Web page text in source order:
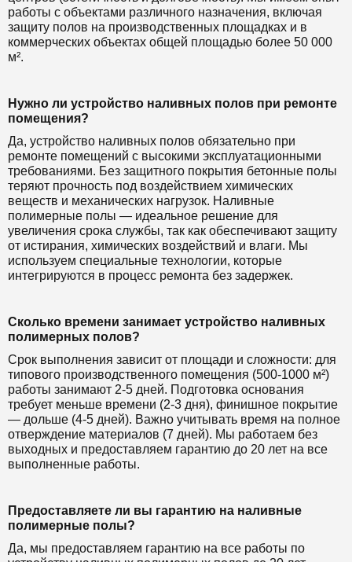
работы с объектами различного назначения, включая
защиту полов на производственных площадках и в
коммерческих объектах общей площадью более 50 000
м².
Нужно ли устройство наливных полов при ремонте
помещения?
Да, устройство наливных полов обязательно при
ремонте помещений с высокими эксплуатационными
требованиями. Без защитного покрытия бетонные полы
теряют прочность под воздействием химических
веществ и механических нагрузок. Наливные
полимерные полы — идеальное решение для
увеличения срока службы, так как обеспечивают защиту
от истирания, химических воздействий и влаги. Мы
используем специальные технологии, которые
интегрируются в процесс ремонта без задержек.
Сколько времени занимает устройство наливных
полимерных полов?
Срок выполнения зависит от площади и сложности: для
типового производственного помещения (500-1000 м²)
работы занимают 2-5 дней. Подготовка основания
требует меньше времени (2-3 дня), финишное покрытие
— дольше (4-5 дней). Важно учитывать время на полное
отверждение материалов (7 дней). Мы работаем без
выходных и предоставляем гарантию до 20 лет на все
выполненные работы.
Предоставляете ли вы гарантию на наливные
полимерные полы?
Да, мы предоставляем гарантию на все работы по